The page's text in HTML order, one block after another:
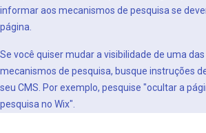
informar aos mecanismos de pesquisa se
página.
Se você quiser mudar a visibilidade de uma
mecanismos de pesquisa, busque instruções
seu CMS. Por exemplo, pesquise "ocultar a
pesquisa no Wix".